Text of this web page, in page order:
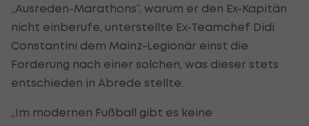
„Ausreden-Marathons“, warum er den Ex-Kapitän
nicht einberufe, unterstellte Ex-Teamchef Didi
Constantini dem Mainz-Legionär einst die
Forderung nach einer solchen, was dieser stets
entschieden in Abrede stellte.
„Im modernen Fußball gibt es keine